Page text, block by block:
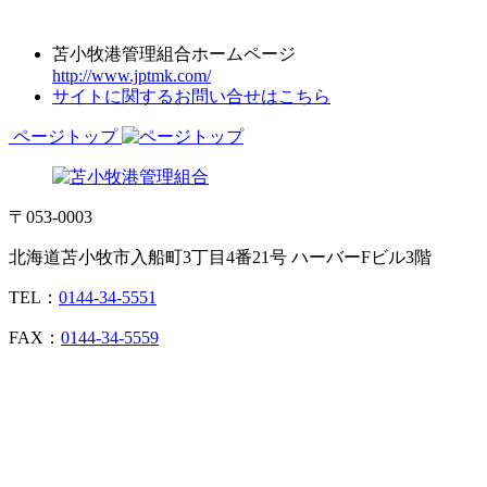
苫小牧港管理組合ホームページ
http://www.jptmk.com/
サイトに関するお問い合せはこちら
ページトップ
〒053-0003
北海道苫小牧市入船町3丁目4番21号 ハーバーFビル3階
TEL： 0144-34-5551
FAX： 0144-34-5559